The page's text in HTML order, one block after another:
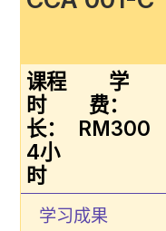
课程
时
长：
4小
时
学
费：
RM300
学习成果